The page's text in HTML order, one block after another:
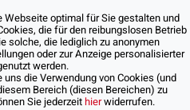
Webseite optimal für Sie gestalten und
die für den reibungslosen Betrieb
solche, die lediglich zu anonymen
oder zur Anzeige personalisierter
werden.
die Verwendung von Cookies (und
Bereich (diesen Bereichen) zu
Sie jederzeithierwiderrufen.